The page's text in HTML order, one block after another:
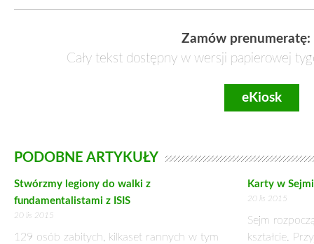
Zamów prenumeratę:
Cały tekst dostępny w wersji papierowej
eKiosk
PODOBNE ARTYKUŁY
Stwórzmy legiony do walki z
fundamentalistami z ISIS
20 lis 2015
129 osób zabitych, kilkaset rannych w tym
Karty w
20 lis 2015
Sejm
kształcie.